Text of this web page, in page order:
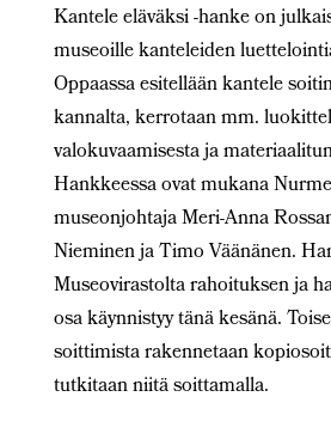
Kantele eläväksi -hanke on
museoille kanteleiden
Oppaassa esitellään kantele
kannalta, kerrotaan mm.
valokuvaamisesta ja
Hankkeessa ovat mukana
museonjohtaja Meri-Anna
Nieminen ja Timo Väänänen.
Museovirastolta rahoituksen ja
osa käynnistyy tänä kesänä.
soittimista rakennetaan
tutkitaan niitä soittamalla.